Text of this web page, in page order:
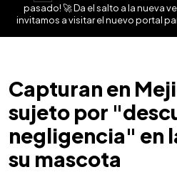
pasado! 🚀 Da el salto a la nueva
invitamos a visitar el nuevo portal
Capturan en
sujeto por
negligencia" en
su mascota